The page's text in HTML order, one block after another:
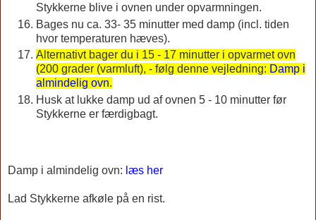
Stykkerne blive i ovnen under opvarmningen.
Bages nu ca. 33- 35 minutter med damp (incl. tiden
hvor temperaturen hæves).
Alternativt bager du i 15 - 17 minutter i opvarmet ovn
(200 grader (varmluft), - følg denne vejledning: Damp i
almindelig ovn.
Husk at lukke damp ud af ovnen 5 - 10 minutter før
Stykkerne er færdigbagt.
Damp i almindelig ovn: læs her
Lad Stykkerne afkøle på en rist.